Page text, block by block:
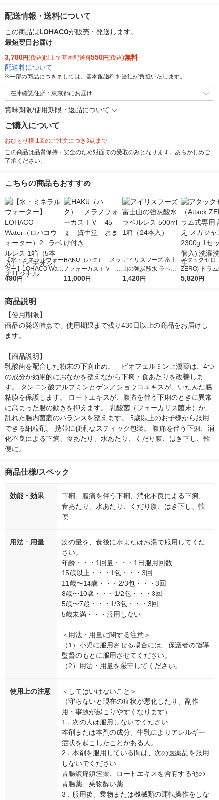
配送情報・送料について
この商品はLOHACOが販売・発送します。
最短翌日お届け
3,780円(税込)以上で基本配送料550円(税込)無料
配送料について
※一部の商品につきましては、基本配送料を当社が負担いたします。
在庫確認住所：東京都にお届け
賞味期限/使用期限・返品について
ご購入について
おひとり様 1回のご注文につき3点まで
この商品は品質保持・安全のため対面での受取のみとなります。あらかじめご
了承ください。
こちらの商品もおすすめ
【水・ミネラルウォー
ター】LOHACO Wate
r（ロハコウォータ
シ） オリジナル
490円
HAKU（ハク） メラ
ノフォーカスＩＶ 4
5ｇ 資生堂 おまけ
11,000円
アイリスフーズ 富士
山の強炭酸水 ラベル
レス 500ml 1箱（24
1,420円
アタックゼロ
ZERO) ドラ
詰め替え メガ
5,820円
商品説明
【使用期限】
商品の発送時点で、使用期限まで残り430日以上の商品をお届けし
ます。
【商品説明】
乳酸菌を配合した粉末の下痢止め。　ビオフェルミン止瀉薬は、4つ
の成分が効果的におなかを整えながら下痢・食あたりを改善しま
す。 タンニン酸アルブミンとゲンノショウコエキスが、いたんだ腸
粘膜を保護します。 ロートエキスが、腹痛を伴う下痢のときに異常
に高まった腸の動きを抑えます。 乳酸菌（フェーカリス菌末）が、
乱れた腸内菌叢のバランスを整えます。 5歳以上のお子様から服用
できる細粒剤。 携帯に便利なスティック包装。 腹痛を伴う下痢、消
化不良による下痢、食あたり、水あたり、くだり腹、はき下し、軟
便に。
商品仕様/スペック
効能・効果
下痢、腹痛を伴う下痢、消化不良による下痢、
食あたり、水あたり、くだり腹、はき下し、軟
便
用法・用量
次の量を、食後に水またはお湯で服用してくだ
さい。
年齢・・・1回量・・・1日服用回数
15歳以上・・・1包・・・3回
11歳〜14歳・・・2/3包・・・3回
8歳〜10歳・・・1/2包・・・3回
5歳〜7歳・・・1/3包・・・3回
5歳未満・・・服用しない
＜用法・用量に関する注意＞
（1）小児に服用させる場合には、保護者の指導
監督のもとに服用させてください。
（2）用法・用量を厳守してください。
使用上の注意
＜してはいけないこと＞
（守らないと現在の症状が悪化したり、副作
用・事故が起こりやすくなります）
1．次の人は服用しないでください
本剤または本剤の成分、牛乳によりアレルギー
症状を起こしたことがある人。
2．本剤を服用している間は、次の医薬品を服用
しないでください
胃腸鎮痛鎮痙薬、ロートエキスを含有する他の
胃腸薬、乗物酔い薬
3．服用後、乗物または機械類の運転操作をしな